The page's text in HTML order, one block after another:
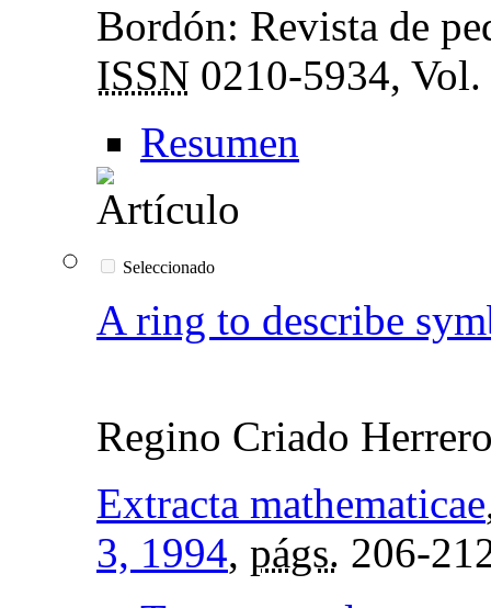
Bordón: Revista de
ISSN 0210-5934,
Resumen
Seleccionado
A ring to describe
Regino Criado
Extracta mathematicae
3, 1994, págs. 206-